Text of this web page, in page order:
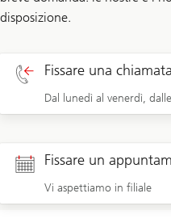
disposizione.
Fissare una chiamata
Dal lunedì al venerdì,
Fissare un
Vi aspettiamo in filiale